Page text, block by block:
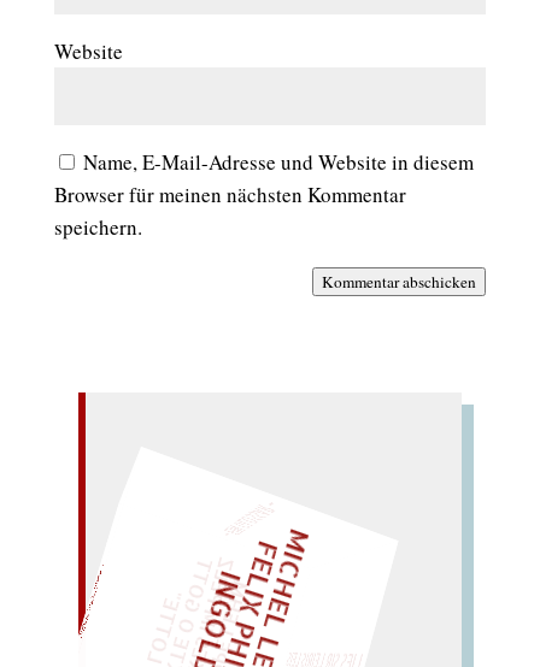
Website
Name, E-Mail-Adresse und Website in diesem
Browser für meinen nächsten Kommentar
speichern.
Kommentar abschicken
„
S
U
P
P
E
L
E
H
M
A
N
T
I
K
E
S
I
M
P
E
L
T
I
C
K
T
E
O
G
O
T
L
O
T
T
E
"
I
D
EINMAL!